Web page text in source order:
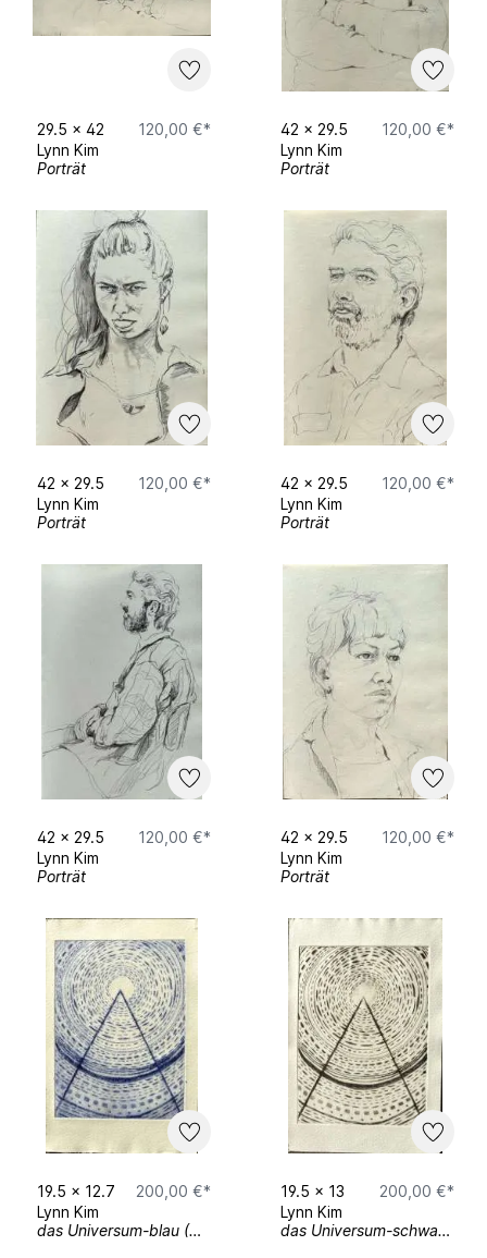
29.5 x 42
120,00 €*
Lynn Kim
Porträt
42 x 29.5
120,00 €*
Lynn Kim
Porträt
42 x 29.5
120,00 €*
Lynn Kim
Porträt
42 x 29.5
120,00 €*
Lynn Kim
Porträt
42 x 29.5
120,00 €*
Lynn Kim
Porträt
42 x 29.5
120,00 €*
Lynn Kim
Porträt
19.5 x 12.7
200,00 €*
Lynn Kim
das Universum-blau (5/6)
19.5 x 13
200,00 €*
Lynn Kim
das Universum-schwarz (1/6)